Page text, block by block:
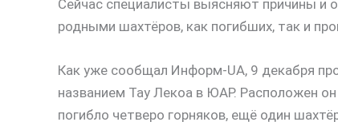
Сейчас специалисты выясняют причины и
родными шахтёров, как погибших, так и
Как уже сообщал Информ-UA, 9 декабря
названием Тау Лекоа в ЮАР. Расположен
погибло четверо горняков, ещё один